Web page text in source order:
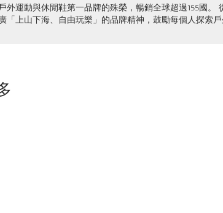
外運動與休閒鞋第一品牌的殊榮，暢銷全球超過155國。
「上山下海、自由玩樂」的品牌精神，鼓勵每個人探索